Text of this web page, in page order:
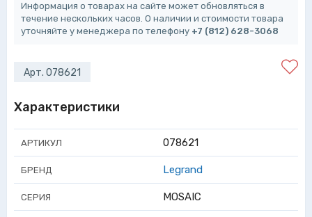
Информация о товарах на сайте может обновляться в
течение нескольких часов. О наличии и стоимости товара
уточняйте у менеджера по телефону +7 (812) 628-3068
Арт. 078621
Характеристики
АРТИКУЛ 078621
БРЕНД Legrand
СЕРИЯ MOSAIC